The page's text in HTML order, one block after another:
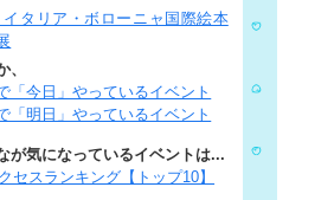
イタリア・ボローニャ国際絵本
、
「今日」やっているイベント
「明日」やっているイベント
が気になっているイベントは...
セスランキング【トップ10】